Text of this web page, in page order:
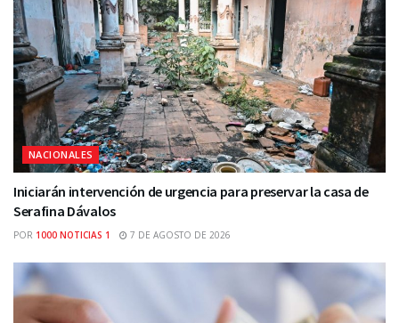
NACIONALES
Iniciarán intervención de urgencia para preservar la casa de
Serafina Dávalos
POR 1000 NOTICIAS 1 7 DE AGOSTO DE 2026